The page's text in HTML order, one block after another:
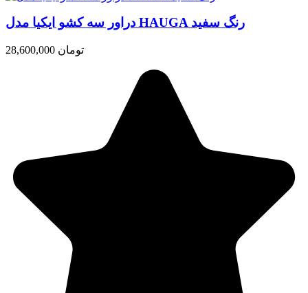
دراور سه کشو ایکیا مدل HAUGA رنگ سفید
28,600,000 تومان